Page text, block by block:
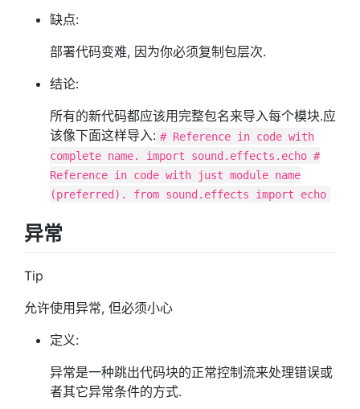
缺点:
部署代码变难, 因为你必须复制包层次.
结论:
所有的新代码都应该用完整包名来导入每个模块.应
该像下面这样导入: # Reference in code with
complete name. import sound.effects.echo #
Reference in code with just module name
(preferred). from sound.effects import echo
异常
Tip
允许使用异常, 但必须小心
定义:
异常是一种跳出代码块的正常控制流来处理错误或
者其它异常条件的方式.